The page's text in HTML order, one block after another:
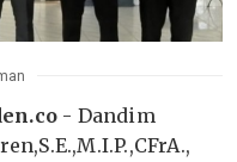
- Dandim